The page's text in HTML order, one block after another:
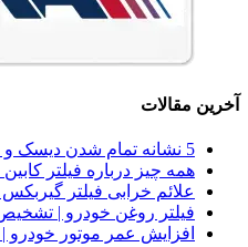
آخرین مقالات
5 نشانه‌ تمام شدن دیسک و صفحه کلاچ + راه تشخیص دقیق
همه‌ چیز درباره فیلتر
علائم خرابی فیلتر
فیلتر روغن خودرو |
افزایش عمر موتور خودرو |